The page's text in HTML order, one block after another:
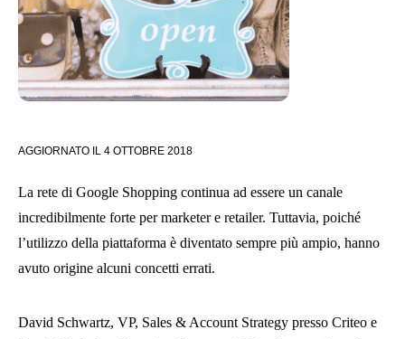
AGGIORNATO IL 4 OTTOBRE 2018
La rete di Google Shopping continua ad essere un canale
incredibilmente forte per marketer e retailer. Tuttavia, poiché
l’utilizzo della piattaforma è diventato sempre più ampio, hanno
avuto origine alcuni concetti errati.
David Schwartz, VP, Sales & Account Strategy presso Criteo e